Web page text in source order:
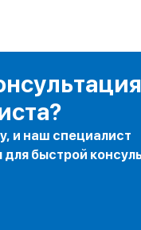
и наш специалист
для быстрой